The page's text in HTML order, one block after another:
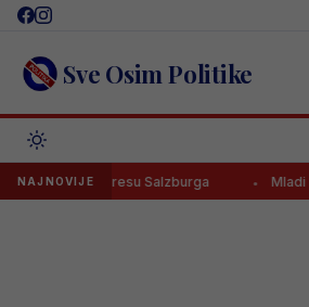
Skip
content Sve Osim Politike
NAJNOVIJE
prvijenac u dresu Salzburga Mladi